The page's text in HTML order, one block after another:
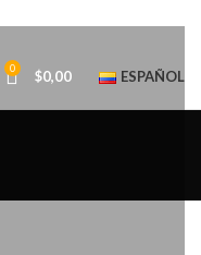
0 $0,00 ESPAÑOL